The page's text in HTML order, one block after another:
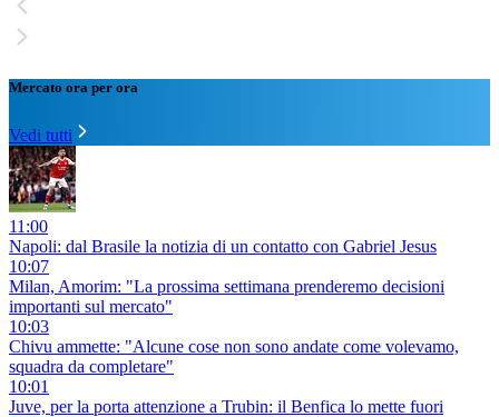
Mercato ora per ora
Vedi tutti
11:00
Napoli: dal Brasile la notizia di un contatto con Gabriel Jesus
10:07
Milan, Amorim: "La prossima settimana prenderemo decisioni
importanti sul mercato"
10:03
Chivu ammette: "Alcune cose non sono andate come volevamo,
squadra da completare"
10:01
Juve, per la porta attenzione a Trubin: il Benfica lo mette fuori